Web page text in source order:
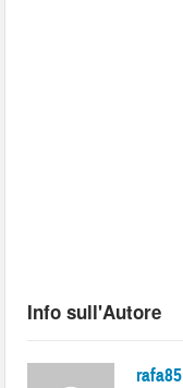
Info sull'Autore
rafa85